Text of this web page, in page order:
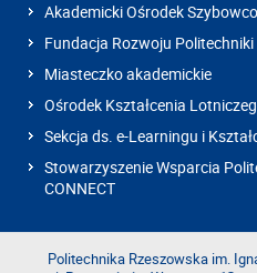
Akademicki Ośrodek
Fundacja Rozwoju
Miasteczko akademickie
Ośrodek Kształcenia
Sekcja ds. e-Learningu i
Stowarzyszenie Wsparcia
CONNECT
Politechnika Rzeszowska im.